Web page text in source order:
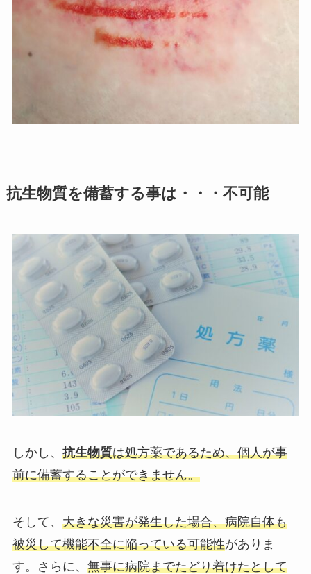
抗生物質を備蓄する事は・・・不可能
しかし、 抗生物質は処方薬であるため、個人が事
前に備蓄することができません。
そして、 大きな災害が発生した場合、病院自体も
被災して機能不全に陥っている可能性がありま
す。さらに、 無事に病院までたどり着けたとして